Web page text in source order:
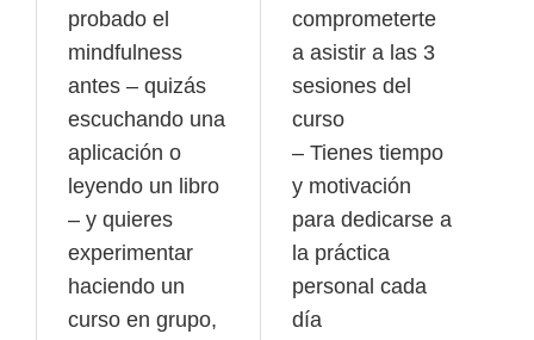
probado el
mindfulness
antes – quizás
escuchando una
aplicación o
leyendo un libro
– y quieres
experimentar
haciendo un
curso en grupo,
comprometerte
a asistir a las 3
sesiones del
curso
– Tienes tiempo
y motivación
para dedicarse a
la práctica
personal cada
día